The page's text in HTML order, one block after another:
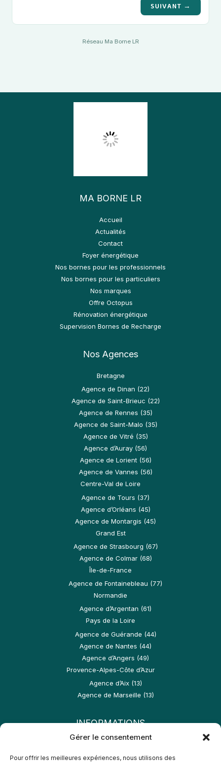
Gérer le consentement
Pour offrir les meilleures expériences, nous utilisons des
SUIVANT →
Réseau Ma Borne LR
MA BORNE LR
Accueil
Actualités
Contact
Foyer énergétique
Nos bornes pour les professionnels
Nos bornes pour les particuliers
Nos marques
Offre Octopus
Rénovation énergétique
Supervision Bornes de Recharge
Nos Agences
Bretagne
Agence de Dinan (22)
Agence de Saint-Brieuc (22)
Agence de Rennes (35)
Agence de Saint-Malo (35)
Agence de Vitré (35)
Agence d’Auray (56)
Agence de Lorient (56)
Agence de Vannes (56)
Centre-Val de Loire
Agence de Tours (37)
Agence d’Orléans (45)
Agence de Montargis (45)
Grand Est
Agence de Strasbourg (67)
Agence de Colmar (68)
Île-de-France
Agence de Fontainebleau (77)
Normandie
Agence d’Argentan (61)
Pays de la Loire
Agence de Guérande (44)
Agence de Nantes (44)
Agence d’Angers (49)
Provence-Alpes-Côte d’Azur
Agence d’Aix (13)
Agence de Marseille (13)
INFORMATIONS
Espace franchisés